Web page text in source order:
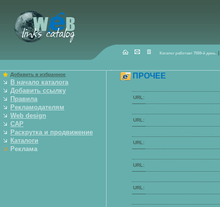
Каталог работает 7559-й день. |
Добавить в избранное
В начало каталога
Добавить ссылку
Правила
Рекламодателям
Web design
САР
Раскрутка и продвижение
Каталоги
Реклама
ПРОЧЕЕ
URL:
URL:
URL:
URL:
URL: